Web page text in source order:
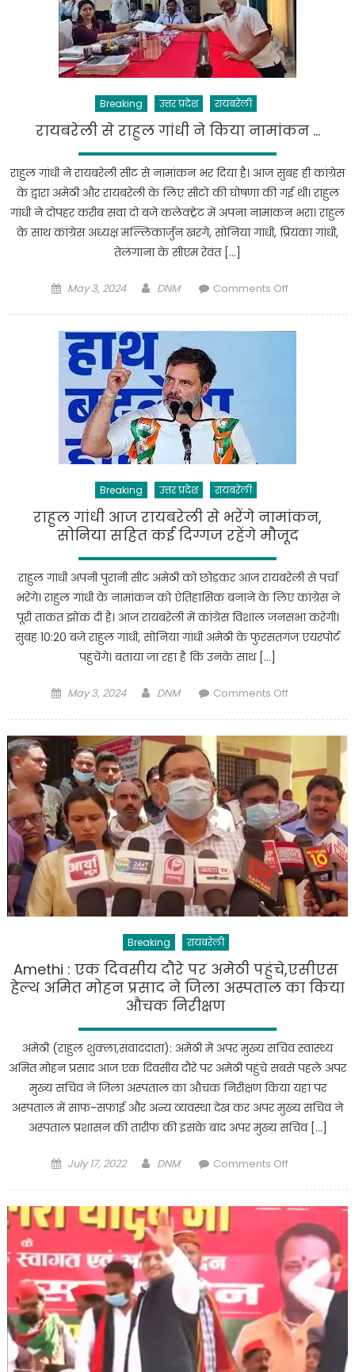
Breaking उत्तर प्रदेश रायबरेली
रायबरेली से राहुल गांधी ने किया नामांकन …
राहुल गांधी ने रायबरेली सीट से नामांकन भर दिया है। आज सुबह ही कांग्रेस
के द्वारा अमेठी और रायबरेली के लिए सीटों की घोषणा की गई थी। राहुल
गांधी ने दोपहर करीब सवा दो बजे कलेक्ट्रेट में अपना नामांकन भरा। राहुल
के साथ कांग्रेस अध्यक्ष मल्लिकार्जुन खरगे, सोनिया गांधी, प्रियंका गांधी,
तेलंगाना के सीएम रेवंत […]
Posted
May 3, 2024 Author
DNM Comments Offon
Breaking उत्तर प्रदेश रायबरेली
राहुल गांधी आज रायबरेली से भरेंगे नामांकन,
सोनिया सहित कई दिग्गज रहेंगे मौजूद
राहुल गांधी अपनी पुरानी सीट अमेठी को छोड़कर आज रायबरेली से पर्चा
भरेंगे। राहुल गांधी के नामांकन को ऐतिहासिक बनाने के लिए कांग्रेस ने
पूरी ताकत झोंक दी है। आज रायबरेली में कांग्रेस विशाल जनसभा करेगी।
सुबह 10:20 बजे राहुल गांधी, सोनिया गांधी अमेठी के फुरसतगंज एयरपोर्ट
पहुंचेंगे। बताया जा रहा है कि उनके साथ […]
Posted
May 3, 2024 Author
DNM Comments Offon
आज
रायबरेली
से
भरेंगे
नामांकन,
सोनिया
सहित
कई
दिग्गज
रहेंगे
Breaking रायबरेली
Amethi : एक दिवसीय दौरे पर अमेठी पहुंचे,एसीएस
हेल्थ अमित मोहन प्रसाद ने जिला अस्पताल का किया
औचक निरीक्षण
अमेठी (राहुल शुक्ला,संवाददाता): अमेठी में अपर मुख्य सचिव स्वास्थ्य
अमित मोहन प्रसाद आज एक दिवसीय दौरे पर अमेठी पहुंचे सबसे पहले अपर
मुख्य सचिव ने जिला अस्पताल का औचक निरीक्षण किया यहां पर
अस्पताल में साफ-सफाई और अन्य व्यवस्था देख कर अपर मुख्य सचिव ने
अस्पताल प्रशासन की तारीफ की इसके बाद अपर मुख्य सचिव […]
Posted
July 17, 2022 Author
DNM Comments Offon
दिवसीय
दौरे
पर
अमेठी
पहुंचे,एसीएस
हेल्थ
अमित
मोहन